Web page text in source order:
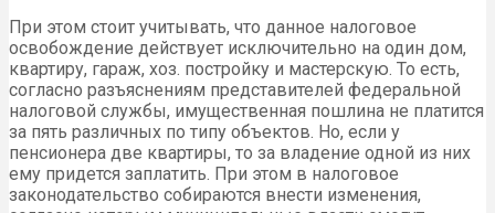
При этом стоит учитывать, что данное налоговое
освобождение действует исключительно на один дом,
квартиру, гараж, хоз. постройку и мастерскую. То есть,
согласно разъяснениям представителей федеральной
налоговой службы, имущественная пошлина не платится
за пять различных по типу объектов. Но, если у
пенсионера две квартиры, то за владение одной из них
ему придется заплатить. При этом в налоговое
законодательство собираются внести изменения,